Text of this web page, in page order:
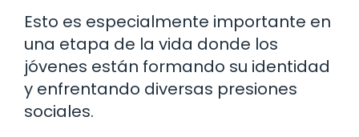
Esto es especialmente importante en
una etapa de la vida donde los
jóvenes están formando su identidad
y enfrentando diversas presiones
sociales.